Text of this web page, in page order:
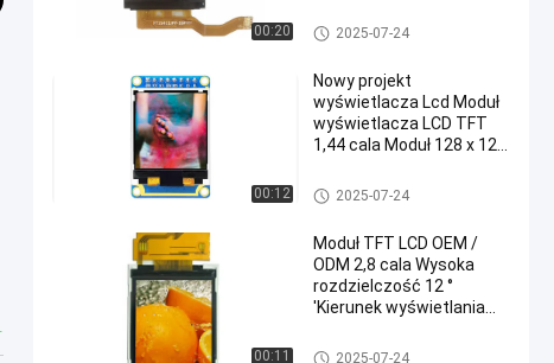
00:20 Moduł TFT LCD
2025-07-24
00:12
Nowy projekt
wyświetlacza Lcd Moduł
wyświetlacza LCD TFT
1,44 cala Moduł 128 x 128
Moduł TFT LCD
2025-07-24
00:11
Moduł TFT LCD OEM /
ODM 2,8 cala Wysoka
rozdzielczość 12 °
'Kierunek wyświetlania
Moduł TFT LCD
2025-07-24